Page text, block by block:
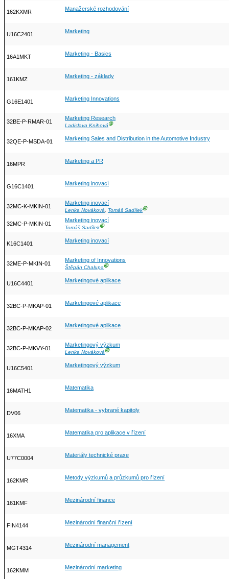
162KXMR Manažerské rozhodování
U16C2401 Marketing
16A1MKT Marketing - Basics
161KMZ Marketing - základy
G16E1401 Marketing Innovations
32BE-P-RMAR-01
Marketing Research
Ladislava KnihováⒼ
32QE-P-MSDA-01 Marketing Sales and Distribution in the Automotive Industry
16MPR Marketing a PR
G16C1401 Marketing inovací
32MC-K-MKIN-01
Marketing inovací
Lenka Nováková, Tomáš SadílekⒼ
32MC-P-MKIN-01
Marketing inovací
Tomáš SadílekⒼ
K16C1401 Marketing inovací
32ME-P-MKIN-01
Marketing of Innovations
Štěpán ChalupaⒼ
U16C4401 Marketingové aplikace
32BC-P-MKAP-01 Marketingové aplikace
32BC-P-MKAP-02 Marketingové aplikace
32BC-P-MKVY-01
Marketingový výzkum
Lenka NovákováⒼ
U16C5401 Marketingový výzkum
16MATH1 Matematika
DV06 Matematika - vybrané kapitoly
16XMA Matematika pro aplikace v řízení
U77C0004 Materiály technické praxe
162KMR Metody výzkumů a průzkumů pro řízení
161KMF Mezinárodní finance
FIN4144 Mezinárodní finanční řízení
MGT4314 Mezinárodní management
162KMM Mezinárodní marketing